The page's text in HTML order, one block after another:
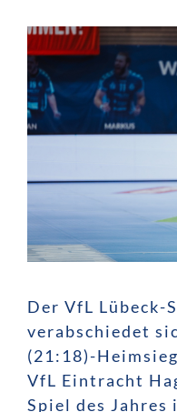
Der VfL Lübeck-
verabschiedet
(21:18)-
VfL Eintracht
Spiel des Jahres